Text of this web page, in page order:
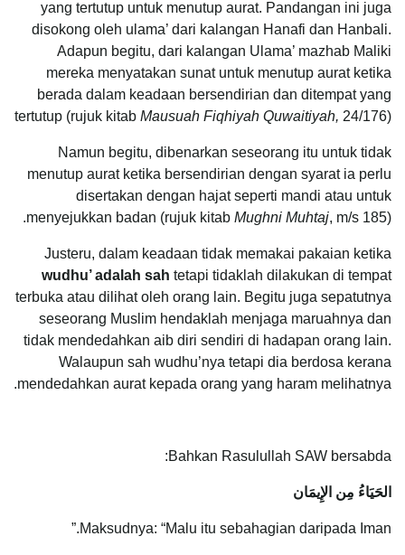
yang tertutup untuk menutup aurat. Pandangan ini juga
disokong oleh ulama’ dari kalangan Hanafi dan Hanbali.
Adapun begitu, dari kalangan Ulama’ mazhab Maliki
mereka menyatakan sunat untuk menutup aurat ketika
berada dalam keadaan bersendirian dan ditempat yang
tertutup (rujuk kitab Mausuah Fiqhiyah Quwaitiyah, 24/176)
Namun begitu, dibenarkan seseorang itu untuk tidak
menutup aurat ketika bersendirian dengan syarat ia perlu
disertakan dengan hajat seperti mandi atau untuk
menyejukkan badan (rujuk kitab Mughni Muhtaj, m/s 185).
Justeru, dalam keadaan tidak memakai pakaian ketika
wudhu’ adalah sah tetapi tidaklah dilakukan di tempat
terbuka atau dilihat oleh orang lain. Begitu juga sepatutnya
seseorang Muslim hendaklah menjaga maruahnya dan
tidak mendedahkan aib diri sendiri di hadapan orang lain.
Walaupun sah wudhu’nya tetapi dia berdosa kerana
mendedahkan aurat kepada orang yang haram melihatnya.
Bahkan Rasulullah SAW bersabda:
الحَيَاءُ مِن الإِيمَان
Maksudnya: “Malu itu sebahagian daripada Iman.”